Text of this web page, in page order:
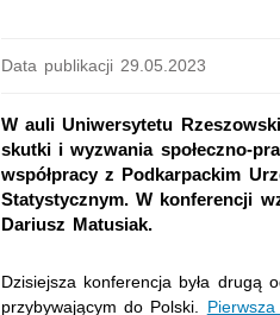
Data publikacji 29.05.2023
W auli Uniwersytetu
skutki i wyzwania społeczno-
współpracy z Podkarpackim
Statystycznym. W konferencji
Dariusz Matusiak.
Dzisiejsza konferencja była drugą
przybywającym do Polski.